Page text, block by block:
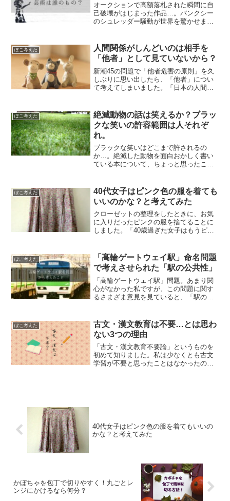
オークションで高額落札された瞬間に自
己破壊がはじまった作品…。バンクシー
のシュレッダー騒動が世界を驚かせまし
えさせられました。せっかくなので、頭
の中身を文字に残しておきます。
ぽこ考えた
人間関係がしんどいのは相手を
「他者」として見ていないから？
新潮45の問題で「他者危害の原則」を久
しぶりに思い出したら、「他者」につい
て考えてしまいました。「日本の人間関
に思い浮かんだことを書いてみました。
ぽこ考えた
絶滅動物の話は笑えるか？ブラッ
クな笑いの許容範囲は人それぞ
れ。
ブラックな笑いはどこまで許されるの
か…。絶滅した動物を面白おかしく書い
ている本について、ちょっと思ったこと
ぽこ考えた
40代女子はピンク色の服を着ても
いいのかな？と考えてみた
クローゼットの整理をしたときに、お気
に入りだったピンクの服を捨てることに
しました。「40歳過ぎた女子はもうピン
ぽこ考えた
「髙輪ゲートウェイ駅」命名問題
で考えさせられた「駅の公共性」
「高輪ゲートウェイ駅」問題。あまり関
心がなかった私ですが、この問題に関す
るさまざま意見を見ていると、「駅の公
ので、記事にしてみました。
ぽこ考えた
古文・漢文教育は不要…とは思わ
ない3つの理由
「古文・漢文教育不要論」というものを
初めて知りました。私は少なくとも古文
学習が不要と思ったことはなかったの
40代女子はピンク色の服を着てもいいの
かな？と考えてみた
かぼちゃを包丁で切りやすく！丸ごとレ
ンジにかけるなら何分？